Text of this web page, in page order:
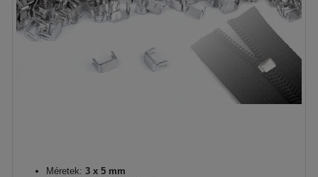
Méretek: 3 x 5 mm